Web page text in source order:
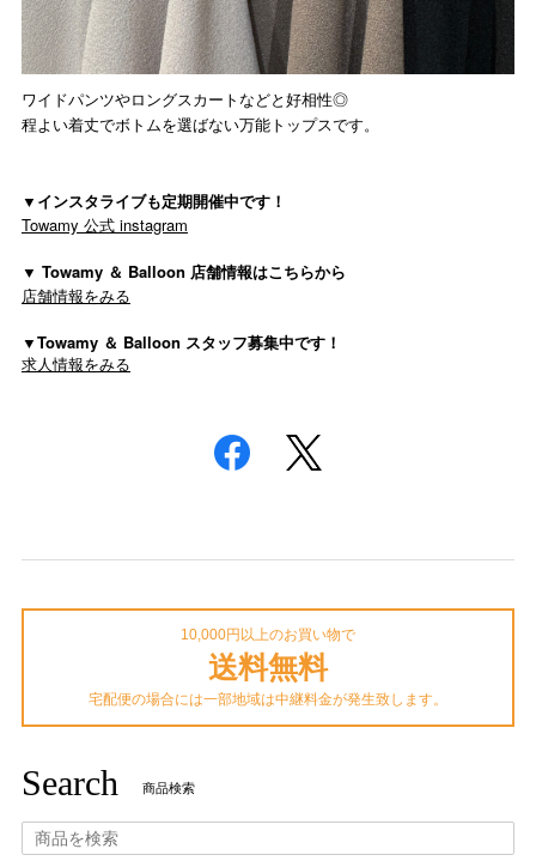
ワイドパンツやロングスカートなどと好相性◎
程よい着丈でボトムを選ばない万能トップスです。
▼インスタライブも定期開催中です！
Towamy 公式 instagram
▼ Towamy ＆ Balloon 店舗情報はこちらから
店舗情報をみる
▼Towamy ＆ Balloon スタッフ募集中です！
求人情報をみる
10,000円以上のお買い物で
送料無料
宅配便の場合には一部地域は中継料金が発生致します。
Search 商品検索